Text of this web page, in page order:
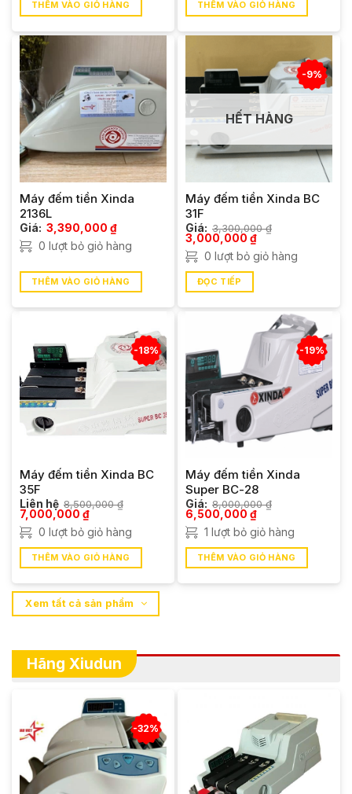
THÊM VÀO GIỎ HÀNG THÊM VÀO GIỎ HÀNG
Máy đếm tiền Xinda
2136L
Giá: 3,390,000 ₫
0 lượt bỏ giỏ hàng
THÊM VÀO GIỎ HÀNG
-9%
HẾT HÀNG
Máy đếm tiền Xinda BC
31F
Giá: 3,300,000₫
Giá
gốc
là:
3,000,000 ₫Giá
tại
0 lượt bỏ giỏ hàng
ĐỌC TIẾP
-18%
Máy đếm tiền Xinda BC
35F
Liên hệ 8,500,000₫
Giá
gốc
là:
8,500,000 ₫.
7,000,000 ₫Giá
tại
là:
7,000,000 ₫.
0 lượt bỏ giỏ hàng
THÊM VÀO GIỎ HÀNG
-19%
Máy đếm tiền Xinda
Super BC-28
Giá: 8,000,000₫
Giá
gốc
là:
8,000,000 ₫.
6,500,000 ₫Giá
tại
là:
6,500,000 ₫.
1 lượt bỏ giỏ hàng
THÊM VÀO GIỎ HÀNG
Xem tất cả sản phẩm
Hãng Xiudun
-32%